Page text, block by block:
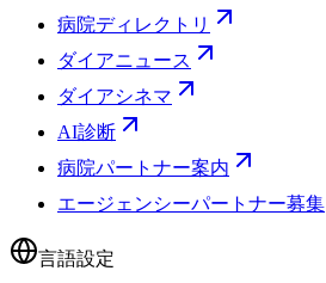
病院ディレクトリ
ダイアニュース
ダイアシネマ
AI診断
病院パートナー案内
エージェンシーパートナー募集
言語設定